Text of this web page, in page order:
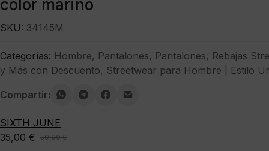
color marino
59,90€
El
35,00 €
El
SKU: 34145M
Categorías: Hombre, Pantalones, Pantalones, Rebajas
y Más con Descuento, Streetwear para Hombre | Estilo
Compartir:
SIXTH JUNE